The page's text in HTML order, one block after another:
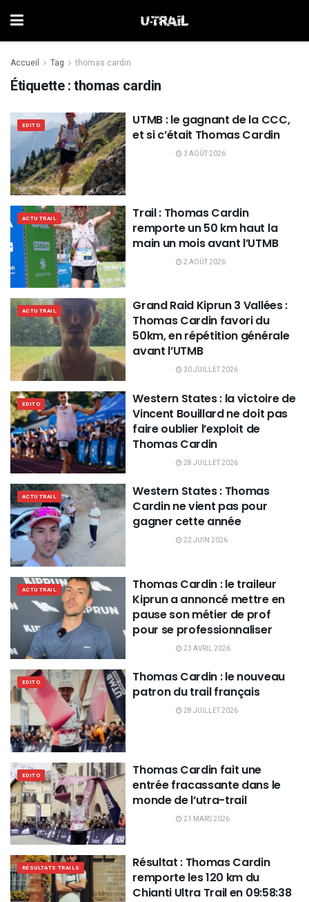
Accueil Tag thomas cardin
Étiquette :thomas cardin
EDITO
UTMB : le gagnant de la CCC,
et si c’était Thomas Cardin
3 AOÛT 2026
ACTU TRAIL
Trail : Thomas Cardin
remporte un 50 km haut la
main un mois avant l’UTMB
2 AOÛT 2026
ACTU TRAIL
Grand Raid Kiprun 3 Vallées :
Thomas Cardin favori du
50km, en répétition générale
avant l’UTMB
30 JUILLET 2026
EDITO
Western States : la victoire de
Vincent Bouillard ne doit pas
faire oublier l’exploit de
Thomas Cardin
28 JUILLET 2026
ACTU TRAIL
Western States : Thomas
Cardin ne vient pas pour
gagner cette année
22 JUIN 2026
ACTU TRAIL
Thomas Cardin : le traileur
Kiprun a annoncé mettre en
pause son métier de prof
pour se professionnaliser
23 AVRIL 2026
EDITO
Thomas Cardin : le nouveau
patron du trail français
28 JUILLET 2026
EDITO
Thomas Cardin fait une
entrée fracassante dans le
monde de l’utra-trail
21 MARS 2026
RÉSULTATS TRAILS
Résultat : Thomas Cardin
remporte les 120 km du
Chianti Ultra Trail en 09:58:38